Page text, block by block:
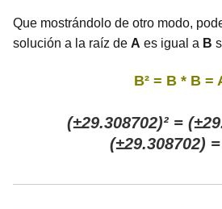
Que mostrándolo de otro modo,
solución a la raíz de A es igual a B
B² = B * B =
(±29.308702)² =
(±29.308702)